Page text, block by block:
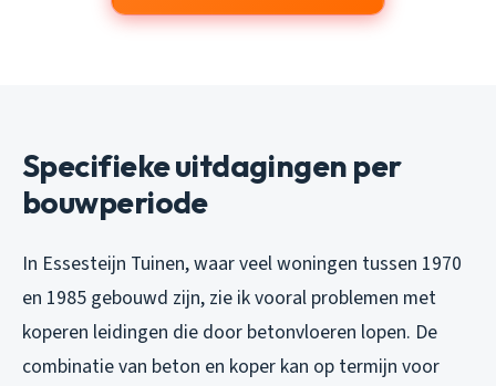
Specifieke uitdagingen per
bouwperiode
In Essesteijn Tuinen, waar veel woningen tussen 1970
en 1985 gebouwd zijn, zie ik vooral problemen met
koperen leidingen die door betonvloeren lopen. De
combinatie van beton en koper kan op termijn voor